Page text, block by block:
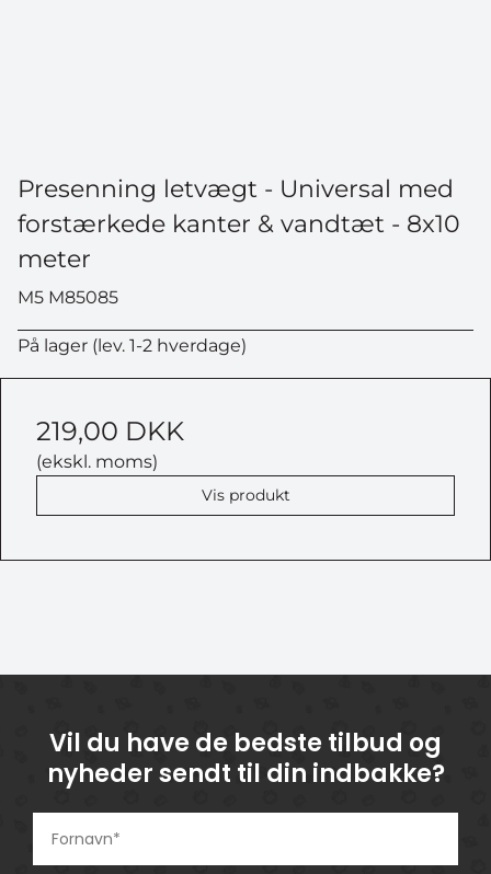
Presenning letvægt - Universal med
forstærkede kanter & vandtæt - 8x10
meter
M5 M85085
På lager (lev. 1-2 hverdage)
219,00 DKK
(ekskl. moms)
Vis produkt
Vil du have de bedste tilbud og
nyheder sendt til din indbakke?